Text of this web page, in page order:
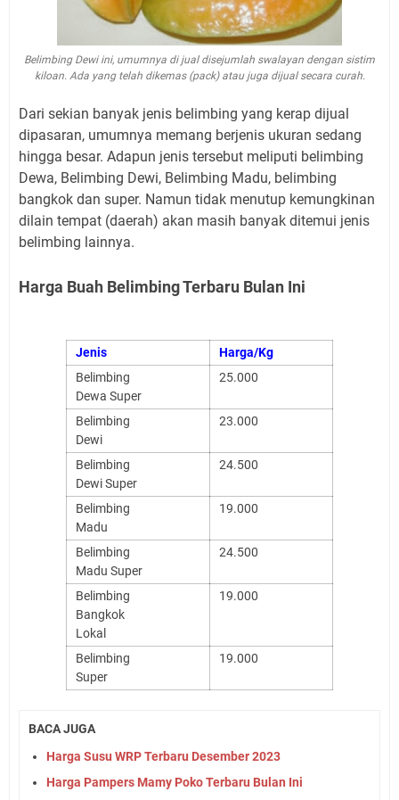
Belimbing Dewi ini, umumnya di jual disejumlah swalayan dengan sistim
kiloan. Ada yang telah dikemas (pack) atau juga dijual secara curah.
Dari sekian banyak jenis belimbing yang kerap dijual
dipasaran, umumnya memang berjenis ukuran sedang
hingga besar. Adapun jenis tersebut meliputi belimbing
Dewa, Belimbing Dewi, Belimbing Madu, belimbing
bangkok dan super. Namun tidak menutup kemungkinan
dilain tempat (daerah) akan masih banyak ditemui jenis
belimbing lainnya.
Harga Buah Belimbing Terbaru Bulan Ini
Jenis
Harga/Kg
Belimbing
Dewa Super
25.000
Belimbing
Dewi
23.000
Belimbing
Dewi Super
24.500
Belimbing
Madu
19.000
Belimbing
Madu Super
24.500
Belimbing
Bangkok
Lokal
19.000
Belimbing
Super
19.000
BACA JUGA
Harga Susu WRP Terbaru Desember 2023
Harga Pampers Mamy Poko Terbaru Bulan Ini